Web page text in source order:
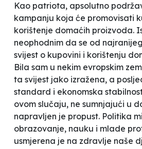
Kao patriota, apsolutno
kampanju koja će promovisati
korištenje domaćih proizvoda.
neophodnim da se od
svijest o kupovini i korištenju
Bila sam u nekim evropskim
ta svijest jako izražena, a
standard i ekonomska
ovom slučaju, ne sumnjajući u
napravljen je propust. Politika
obrazovanje, nauku i mlade
usmjerena je na zdravlje naše